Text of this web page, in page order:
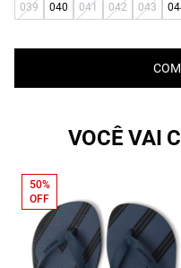
039 040 041 042 043
VOCÊ VAI
50%
OFF